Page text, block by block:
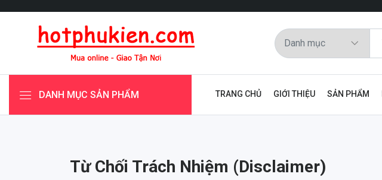
DANH MỤC SẢN PHẨM TRANG CHỦ GIỚI THIỆU SẢN PHẨM
Từ Chối Trách Nhiệm (disclaimer)